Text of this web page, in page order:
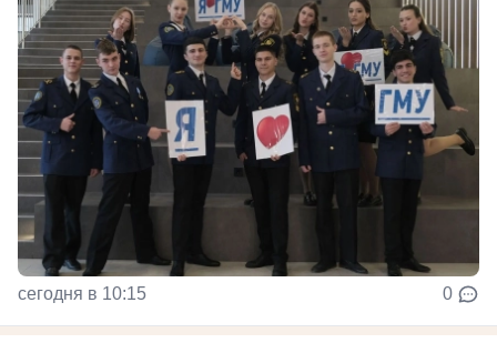
сегодня в 10:15 0